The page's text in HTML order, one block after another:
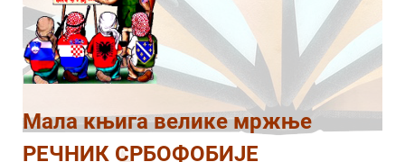
Мала књига велике мржње
РЕЧНИК СРБОФОБИЈЕ